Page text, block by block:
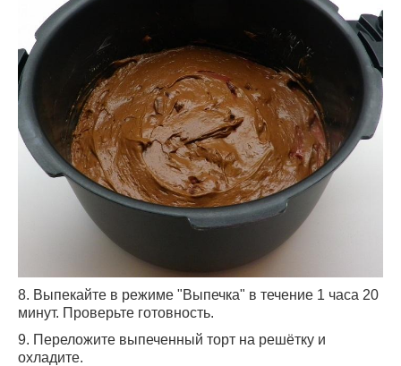
8. Выпекайте в режиме "Выпечка" в течение 1 часа 20
минут. Проверьте готовность.
9. Переложите выпеченный торт на решётку и
охладите.